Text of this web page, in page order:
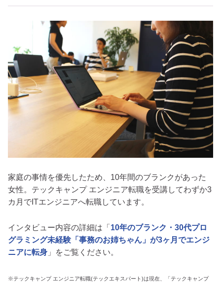
家庭の事情を優先したため、10年間のブランクがあった
女性。テックキャンプ エンジニア転職を受講してわずか3
カ月でITエンジニアへ転職しています。
インタビュー内容の詳細は「 10年のブランク・30代プロ
グラミング未経験「事務のお姉ちゃん」が3ヶ月でエンジ
ニアに転身 」をご覧ください。
※テックキャンプ エンジニア転職(テックエキスパート)は現在、「テックキャンプ